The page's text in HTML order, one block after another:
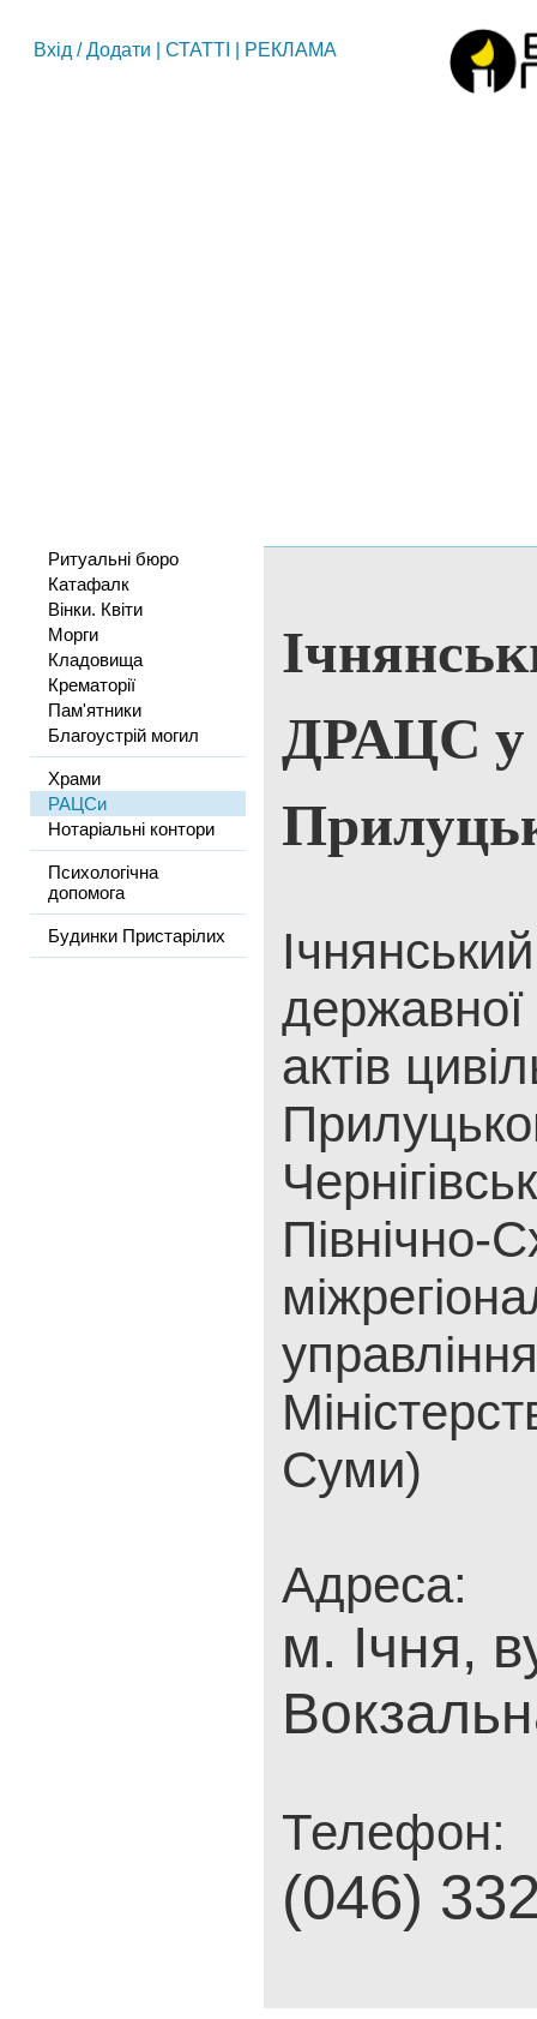
Вхід /Додати СТАТТІ РЕКЛАМА
Ритуальні бюро
Катафалк
Вінки. Квіти
Морги
Кладовища
Крематорії
Пам'ятники
Благоустрій могил
Храми
РАЦСи
Нотаріальні контори
Психологічна
допомога
Будинки Пристарілих
ДРАЦС у
державної
актів
Північно-
управління
Суми)
Адреса:
м. Ічня,
Телефон:
(046)